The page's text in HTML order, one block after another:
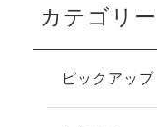
カテゴリー
ピックアップ